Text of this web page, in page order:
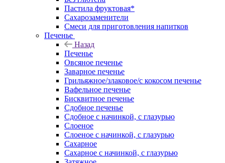
Пастила фруктовая*
Сахарозаменители
Смеси для приготовления напитков
Печенье
Назад
Печенье
Овсяное печенье
Заварное печенье
Грильяжное/злаковое/с кокосом печенье
Вафельное печенье
Бисквитное печенье
Сдобное печенье
Сдобное с начинкой, с глазурью
Слоеное
Слоеное с начинкой, с глазурью
Сахарное
Сахарное с начинкой, с глазурью